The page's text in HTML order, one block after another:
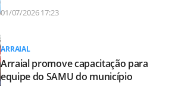
01/07/2026 17:23
ARRAIAL
Arraial promove capacitação para
equipe do SAMU do município